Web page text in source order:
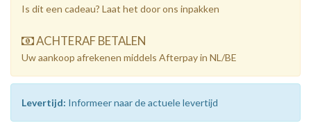
Is dit een cadeau? Laat het door ons inpakken
ACHTERAF BETALEN
Uw aankoop afrekenen middels Afterpay in NL/BE
Levertijd: Informeer naar de actuele levertijd